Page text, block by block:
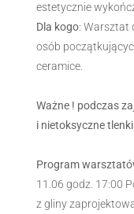
estetycznie
Dla kogo: Warsztat
osób
ceramice.
Ważne ! podczas
i nietoksyczne
Program
11.06 godz. 17:00
z gliny